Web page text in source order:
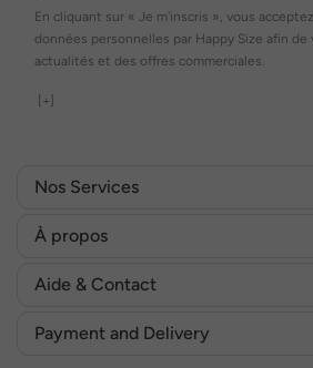
En cliquant sur « Je m'inscris », vous
données personnelles par Happy Size afin de
actualités et des offres commerciales.
[+]
Nos Services
À propos
Aide & Contact
Payment and Delivery